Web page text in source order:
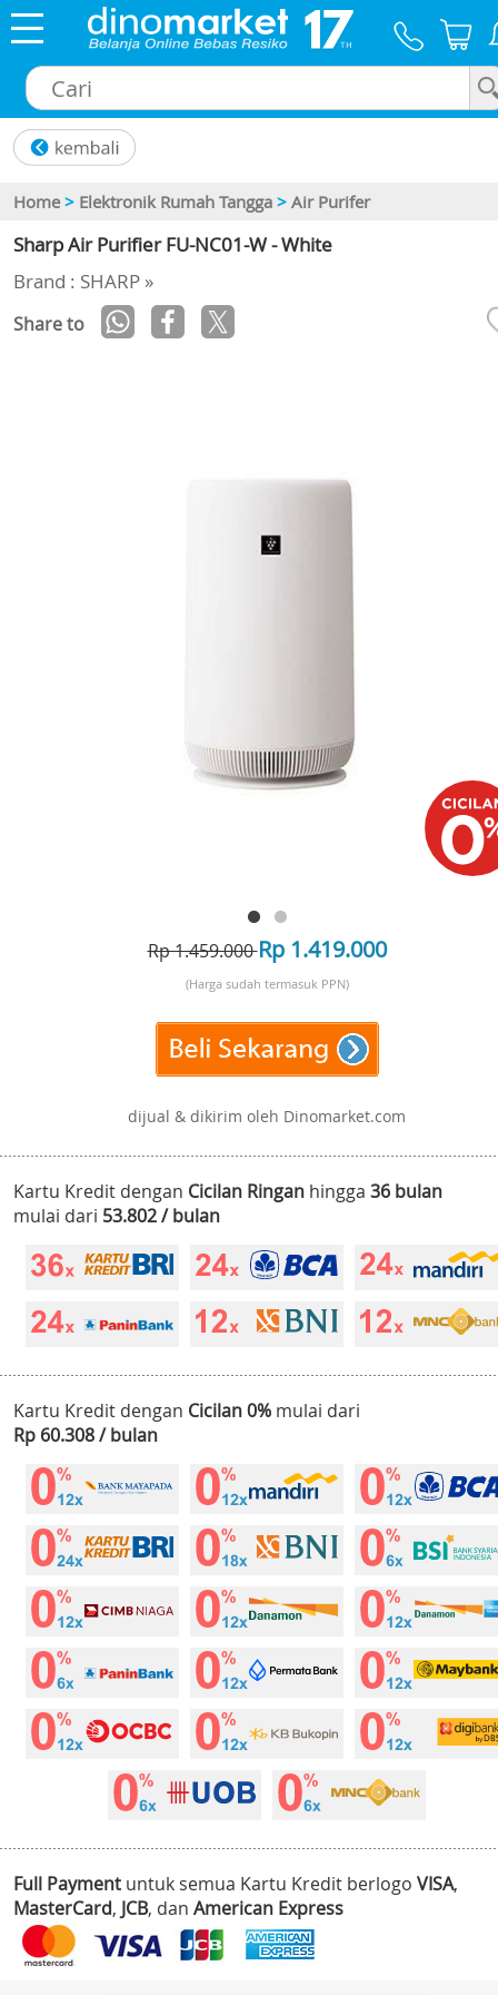
Home > Elektronik Rumah Tangga > Air Purifer
Sharp Air Purifier FU-NC01-W - White
Brand : SHARP »
Share to
Rp 1.459.000Rp 1.419.000
(Harga sudah termasuk PPN)
dijual & dikirim oleh Dinomarket.com
Kartu Kredit dengan Cicilan Ringan hingga 36 bulan
mulai dari 53.802 / bulan
Kartu Kredit dengan Cicilan 0% mulai dari
Rp 60.308 / bulan
Full Payment untuk semua Kartu Kredit berlogo VISA,
MasterCard, JCB, dan American Express